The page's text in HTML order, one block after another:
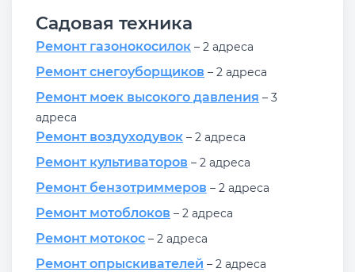
Садовая техника
Ремонт газонокосилок – 2 адреса
Ремонт снегоуборщиков – 2 адреса
Ремонт моек высокого давления – 3
адреса
Ремонт воздуходувок – 2 адреса
Ремонт культиваторов – 2 адреса
Ремонт бензотриммеров – 2 адреса
Ремонт мотоблоков – 2 адреса
Ремонт мотокос – 2 адреса
Ремонт опрыскивателей – 2 адреса